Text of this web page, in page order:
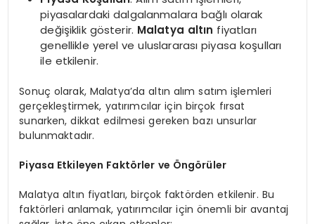
piyasalardaki dalgalanmalara bağlı olarak
değişiklik gösterir. Malatya altın fiyatları
genellikle yerel ve uluslararası piyasa koşulları
ile etkilenir.
Sonuç olarak, Malatya’da altın alım satım işlemleri
gerçekleştirmek, yatırımcılar için birçok fırsat
sunarken, dikkat edilmesi gereken bazı unsurlar
bulunmaktadır.
Piyasa Etkileyen Faktörler ve Öngörüler
Malatya altın fiyatları, birçok faktörden etkilenir. Bu
faktörleri anlamak, yatırımcılar için önemli bir avantaj